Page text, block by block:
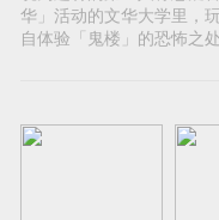
华」活动的文华大学里，
自体验「鬼楼」的恐怖之